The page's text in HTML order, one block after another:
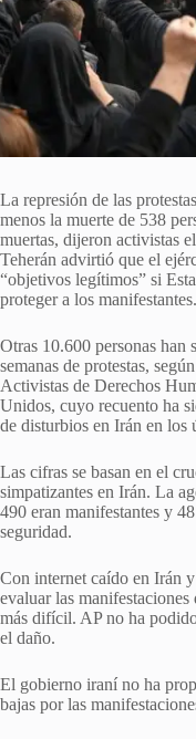
La represión de las
menos la muerte de 538
muertas, dijeron activistas
Teherán advirtió que el
“objetivos legítimos” si
proteger a los manifestantes.
Otras 10.600 personas han
semanas de protestas,
Activistas de Derechos
Unidos, cuyo recuento ha
de disturbios en Irán en los
Las cifras se basan en el
simpatizantes en Irán. La
490 eran manifestantes y
seguridad.
Con internet caído en Irán
evaluar las
más difícil. AP no ha
el daño.
El gobierno iraní no ha
bajas por las